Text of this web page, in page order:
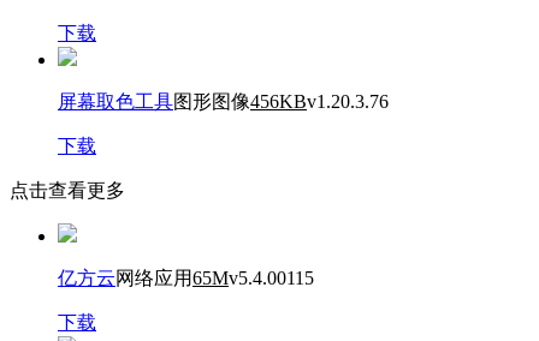
下载
屏幕取色工具图形图像456KBv1.20.3.76
下载
点击查看更多
亿方云网络应用65Mv5.4.00115
下载